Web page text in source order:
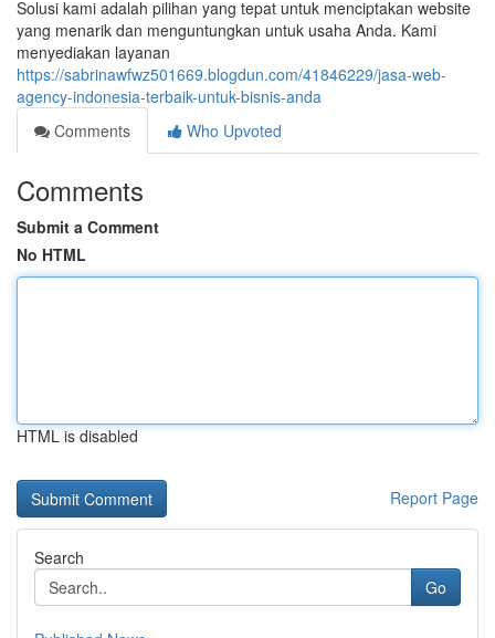
Solusi kami adalah pilihan yang tepat untuk menciptakan website
yang menarik dan menguntungkan untuk usaha Anda. Kami
menyediakan layanan
https://sabrinawfwz501669.blogdun.com/41846229/jasa-web-
agency-indonesia-terbaik-untuk-bisnis-anda
Comments
Who Upvoted
Comments
Submit a Comment
No HTML
HTML is disabled
Report Page
Search
Go